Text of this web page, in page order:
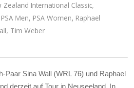
Zealand International Classic,
PSA Men, PSA Women, Raphael
, Tim Weber
Paar Sina Wall (WRL 76) und Raphael
derzeit auf Tour in Neuseeland. In